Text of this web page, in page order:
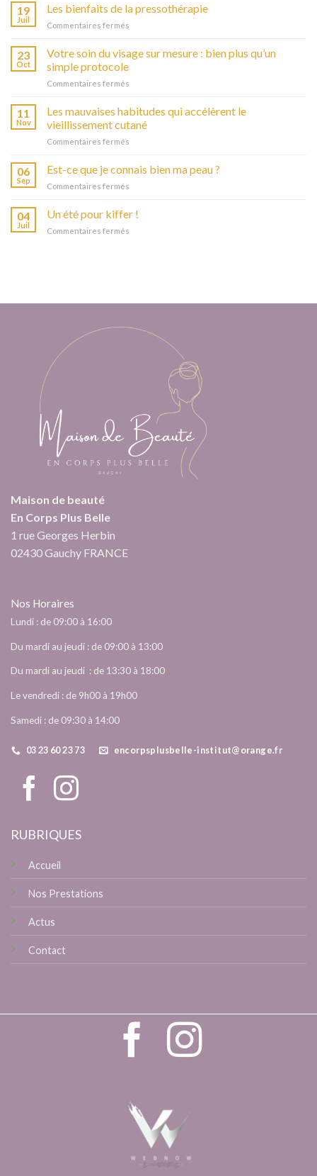
19
Juil
Les bienfaits de la pressothérapie
Commentaires fermés
de
23
Oct
Votre soin du visage sur mesure : bien plus qu’un
simple protocole
Commentaires fermés
soin
visage
:
simple
11
Nov
Les mauvaises habitudes qui accélèrent le
vieillissement cutané
Commentaires fermés
mauvaises
le
06
Sep
Est-ce que je connais bien ma peau ?
Commentaires fermés
ce
04
Juil
Un été pour kiffer !
Commentaires fermés
Maison de beauté
En Corps Plus Belle
1 rue Georges Herbin
02430 Gauchy FRANCE
Nos Horaires
Lundi : de 09:00 à 16:00
Du mardi au jeudi : de 09:00 à 13:00
Du mardi au jeudi : de 13:30 à 18:00
Le vendredi : de 9h00 à 19h00
Samedi : de 09:30 à 14:00
03 23 60 23 73 encorpsplusbelle-institut@orange.fr
RUBRIQUES
Accueil
Nos Prestations
Actus
Contact